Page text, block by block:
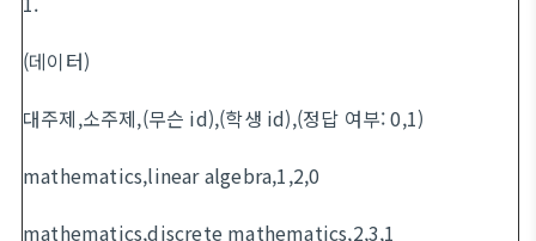
(데이터)
대주제,소주제,(무슨 id),(학생 id),(정답 여부: 0,1)
mathematics,linear algebra,1,2,0
mathematics,discrete mathematics,2,3,1